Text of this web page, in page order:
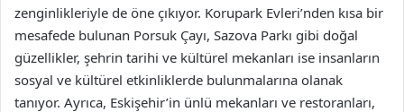
zenginlikleriyle de öne çıkıyor. Korupark Evleri’nden kısa bir
mesafede bulunan Porsuk Çayı, Sazova Parkı gibi doğal
güzellikler, şehrin tarihi ve kültürel mekanları ise insanların
sosyal ve kültürel etkinliklerde bulunmalarına olanak
tanıyor. Ayrıca, Eskişehir’in ünlü mekanları ve restoranları,